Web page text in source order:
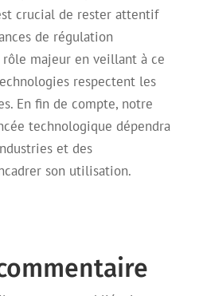
crucial de rester attentif
de régulation
majeur en veillant à ce
respectent les
En fin de compte, notre
technologique dépendra
et des
son utilisation.